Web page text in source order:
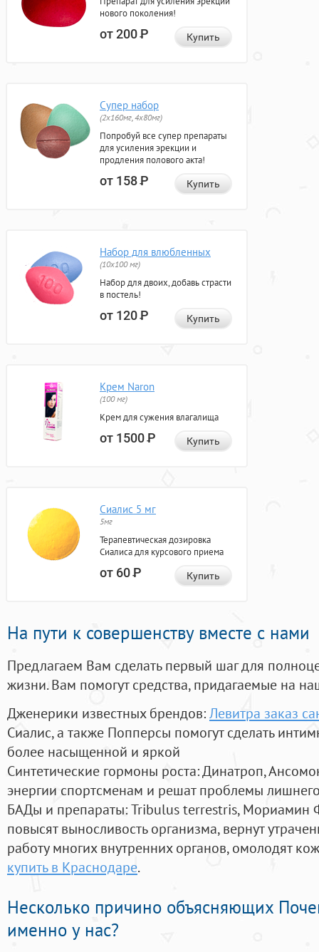
нового поколения!
от 200Р Купить
Супер набор
(2х160мг, 4х80мг)
Попробуй все супер препараты
для усиления эрекции и
продления полового акта!
от 158Р Купить
Набор для влюбленных
(10х100 мг)
Набор для двоих, добавь страсти
в постель!
от 120Р Купить
Крем Naron
(100 мг)
Крем для сужения влагалища
от 1500Р Купить
Сиалис 5 мг
5мг
Терапевтическая дозировка
Сиалиса для курсового приема
от 60Р Купить
На пути к совершенству вместе с нами
Предлагаем Вам сделать первый шаг для
жизни. Вам помогут средства, придагаемые на
Дженерики известных брендов:Левитра заказ
Сиалис, а также Попперсы помогут сделать
более насыщенной и яркой
Синтетические гормоны роста: Динатроп,
энергии спортсменам и решат проблемы
БАДы и препараты:Tribulus terrestris, Мориамин
повысят выносливость организма, вернут
работу многих внутренних органов, омолодят
купить в Краснодаре.
Несколько причино объясняющих
именно у нас?